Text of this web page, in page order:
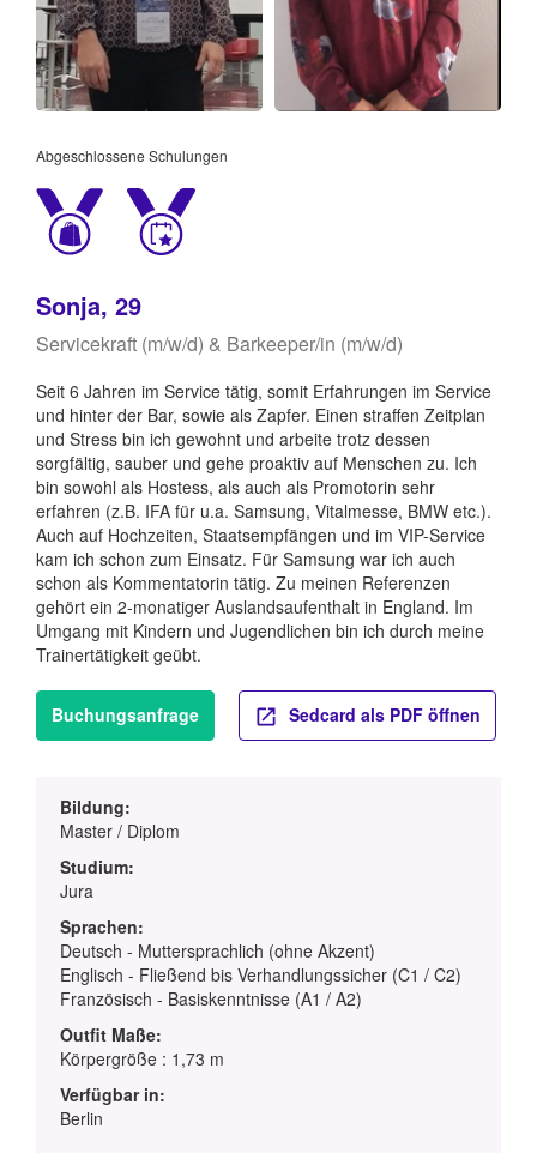
Abgeschlossene Schulungen
Sonja, 29
Servicekraft (m/w/d) & Barkeeper/in (m/w/d)
Seit 6 Jahren im Service tätig, somit Erfahrungen im Service
und hinter der Bar, sowie als Zapfer. Einen straffen Zeitplan
und Stress bin ich gewohnt und arbeite trotz dessen
sorgfältig, sauber und gehe proaktiv auf Menschen zu. Ich
bin sowohl als Hostess, als auch als Promotorin sehr
erfahren (z.B. IFA für u.a. Samsung, Vitalmesse, BMW etc.).
Auch auf Hochzeiten, Staatsempfängen und im VIP-Service
kam ich schon zum Einsatz. Für Samsung war ich auch
schon als Kommentatorin tätig. Zu meinen Referenzen
gehört ein 2-monatiger Auslandsaufenthalt in England. Im
Umgang mit Kindern und Jugendlichen bin ich durch meine
Trainertätigkeit geübt.
Buchungsanfrage Sedcard als PDF öffnen
Bildung:
Master / Diplom
Studium:
Jura
Sprachen:
Deutsch - Muttersprachlich (ohne Akzent)
Englisch - Fließend bis Verhandlungssicher (C1 / C2)
Französisch - Basiskenntnisse (A1 / A2)
Outfit Maße:
Körpergröße : 1,73 m
Verfügbar in:
Berlin